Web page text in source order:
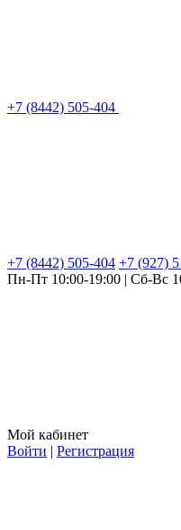
+7 (8442) 505-404
+7 (8442) 505-404 +7 (927)
Пн-Пт 10:00-19:00 | Сб-Вс
Мой кабинет
Войти | Регистрация